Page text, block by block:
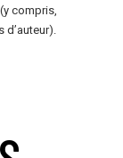
compris,
d’auteur).